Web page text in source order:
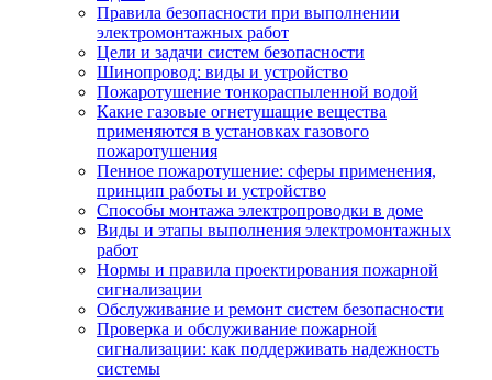
Правила безопасности при выполнении
электромонтажных работ
Цели и задачи систем безопасности
Шинопровод: виды и устройство
Пожаротушение тонкораспыленной водой
Какие газовые огнетушащие вещества
применяются в установках газового
пожаротушения
Пенное пожаротушение: сферы применения,
принцип работы и устройство
Способы монтажа электропроводки в доме
Виды и этапы выполнения электромонтажных
работ
Нормы и правила проектирования пожарной
сигнализации
Обслуживание и ремонт систем безопасности
Проверка и обслуживание пожарной
сигнализации: как поддерживать надежность
системы